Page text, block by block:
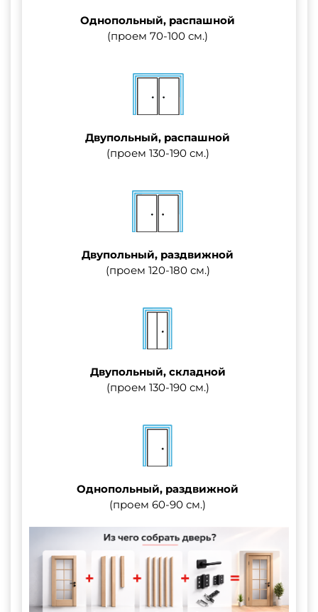
Однопольный, распашной
(проем 70-100 см.)
Двупольный, распашной
(проем 130-190 см.)
Двупольный, раздвижной
(проем 120-180 см.)
Двупольный, складной
(проем 130-190 см.)
Однопольный, раздвижной
(проем 60-90 см.)